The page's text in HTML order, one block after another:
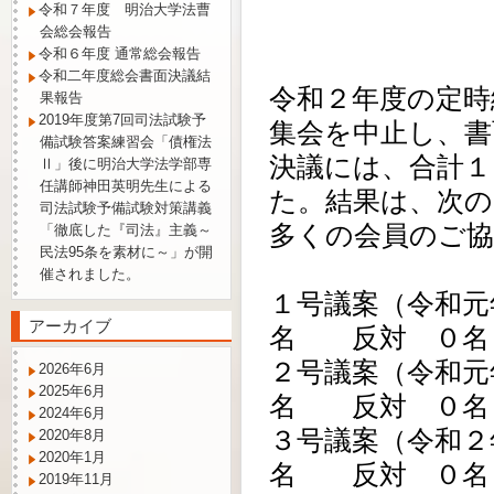
令和２年度の定
集会を中止し、
決議には、合計
た。結果は、次
多くの会員のご
１号議案（令
名 反対 ０名
２号議案（令
名 反対 ０名
３号議案（令
名 反対 ０名
令和７年度 明治大学法曹
会総会報告
令和６年度 通常総会報告
令和二年度総会書面決議結
果報告
2019年度第7回司法試験予
備試験答案練習会「債権法
Ⅱ」後に明治大学法学部専
任講師神田英明先生による
司法試験予備試験対策講義
「徹底した『司法』主義～
民法95条を素材に～」が開
催されました。
アーカイブ
2026年6月
2025年6月
2024年6月
2020年8月
2020年1月
2019年11月